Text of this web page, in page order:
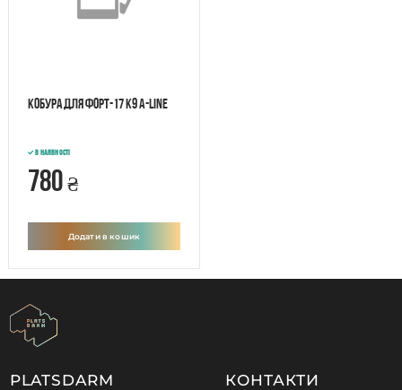
Кобура для Форт-17 К9 A-Line
В наявності
780 ₴
Додати в кошик
PLATSDARM КОНТАКТИ